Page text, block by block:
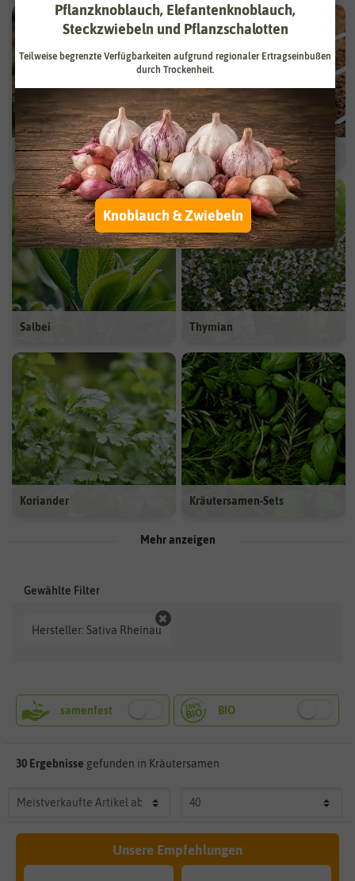
Rucola Saatbänder & -platten
Salbei Thymian
Koriander Kräutersamen-Sets
Mehr anzeigen
Hersteller: Sativa Rheinau
30 Ergebnisse gefunden in Kräutersamen
Unsere Empfehlungen
Pflanzknoblauch, Elefantenknoblauch,
Steckzwiebeln und Pflanzschalotten
Teilweise begrenzte Verfügbarkeiten aufgrund regionaler Ertragseinbußen
durch Trockenheit.
Knoblauch & Zwiebeln